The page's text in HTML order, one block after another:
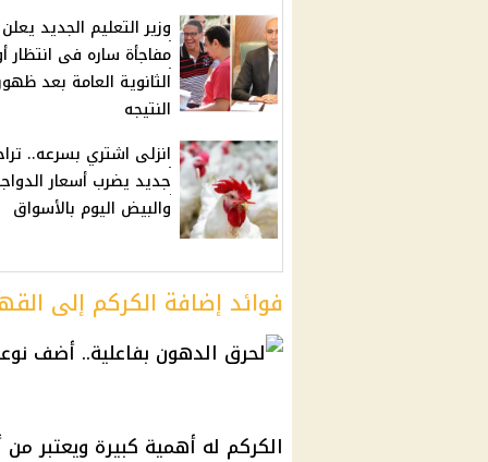
وزير التعليم الجديد يعلن
مفاجأة ساره فى انتظار
الثانوية العامة بعد
النتيجه
انزلى اشتري بسرعه..
جديد يضرب أسعار
والبيض اليوم بالأسواق
فوائد إضافة الكركم إلى
الكركم له أهمية كبيرة ويعتبر